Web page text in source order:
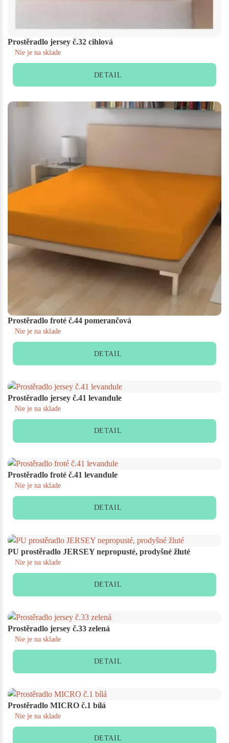
Prostěradlo jersey č.32 cihlová
Nie je na sklade
DETAIL
Prostěradlo froté č.44 pomerančová
Nie je na sklade
DETAIL
Prostěradlo jersey č.41 levandule
Nie je na sklade
DETAIL
Prostěradlo froté č.41 levandule
Nie je na sklade
DETAIL
PU prostěradlo JERSEY nepropusté, prodyšné žluté
Nie je na sklade
DETAIL
Prostěradlo jersey č.33 zelená
Nie je na sklade
DETAIL
Prostěradlo MICRO č.1 bílá
Nie je na sklade
DETAIL